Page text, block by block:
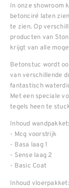
In onze showroom
betonciré laten
te zien. Op
producten van
krijgt van alle
Betonstuc wordt
van verschillende
fantastisch
Met een speciale
tegels heen te
Inhoud wandpakket:
- Mcg voorstrijk
- Basa laag 1
- Sense laag 2
- Basic Coat
Inhoud vloerpakket: